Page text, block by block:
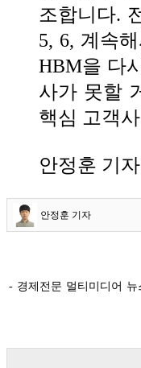
조합니다.
5, 6, 계속
HBM을 다
사가 못할
핵심 고객
안정훈 기자
안정훈 기자
- 경제전문 멀티미디어 뉴